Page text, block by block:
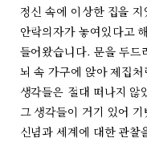
정신 속에 이상한 집을
안락의자가 놓여있다고
들어왔습니다. 문을 두드
뇌 속 가구에 앉아 제집
생각들은 절대 떠나지
그 생각들이 거기 있어
신념과 세계에 대한 관찰